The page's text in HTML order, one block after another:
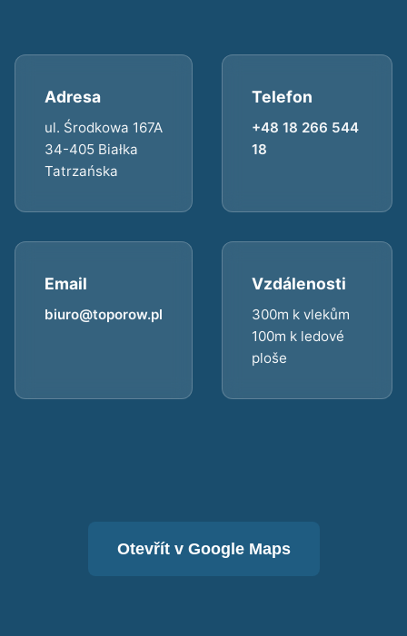
Adresa
ul. Środkowa 167A
34-405 Białka
Tatrzańska
Telefon
+48 18 266 544
18
Email
biuro@toporow.pl
Vzdálenosti
300m k vlekům
100m k ledové
ploše
Otevřít v Google Maps